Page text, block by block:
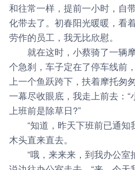
和往常一样，提前一小时，自
化带去了。初春阳光暖暖，看
劳作的员工，我无比欣慰。
就在这时，小蔡骑了一辆
个急刹，车子定在了停车线前
上一个鱼跃跨下，扶着摩托匆
一幕尽收眼底，我走上前去：
上班前是除草日?”
“知道，昨天下班前已通知
木头直来直去。
“哦，来来来，到我办公室